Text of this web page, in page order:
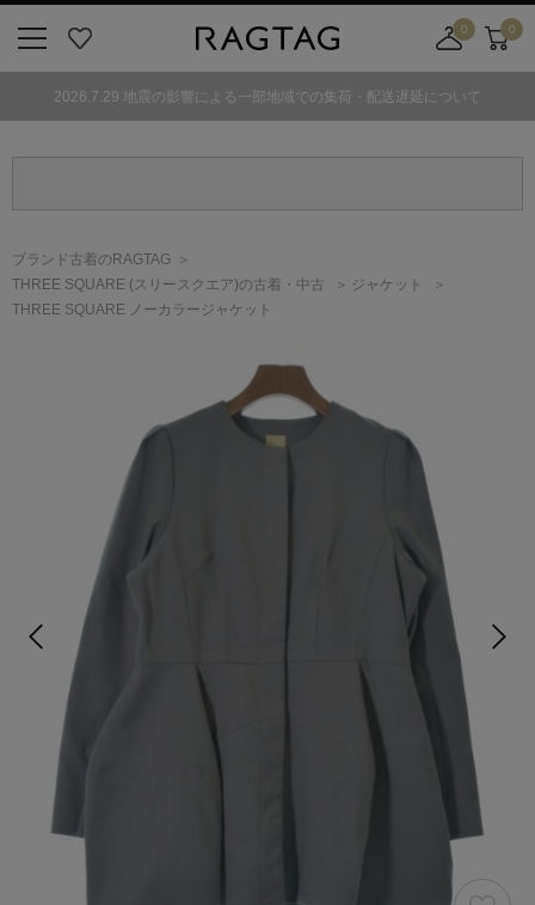
気
0
舗
カ
0
2026.7.29 地震の影響による一部地域での集荷・配送遅延について
ブランド古着のRAGTAG
THREE SQUARE (スリースクエア)の古着・中古
ジャケット
THREE SQUARE ノーカラージャケット